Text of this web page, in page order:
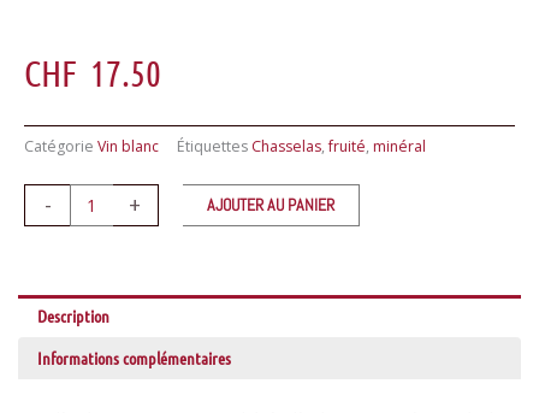
CHF 17.50
Catégorie Vin blanc Étiquettes Chasselas,fruité, minéral
-
de
Grand
CruChablais
+ AJOUTER AU PANIER
Description
Informations complémentaires